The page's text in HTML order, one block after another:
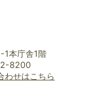
1本庁舎1階
8200
わせはこちら